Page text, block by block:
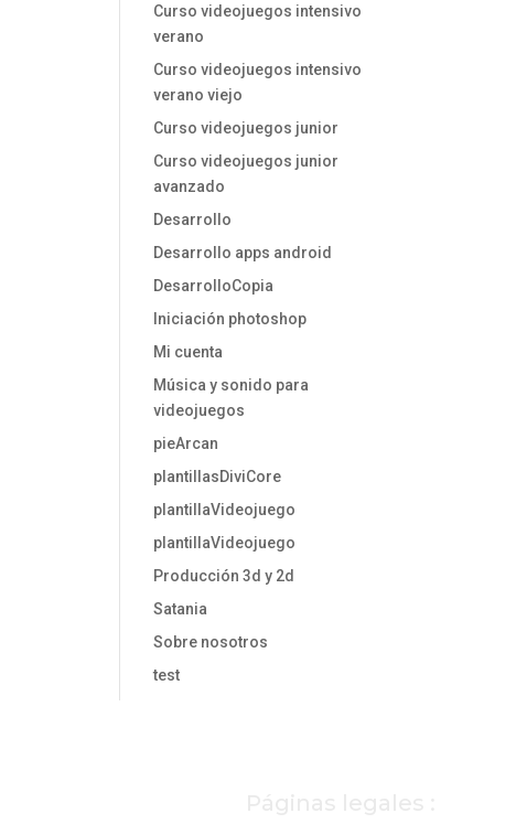
Curso videojuegos intensivo
verano
Curso videojuegos intensivo
verano viejo
Curso videojuegos junior
Curso videojuegos junior
avanzado
Desarrollo
Desarrollo apps android
DesarrolloCopia
Iniciación photoshop
Mi cuenta
Música y sonido para
videojuegos
pieArcan
plantillasDiviCore
plantillaVideojuego
plantillaVideojuego
Producción 3d y 2d
Satania
Sobre nosotros
test